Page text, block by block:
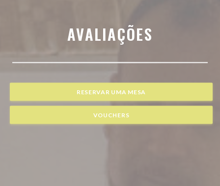
AVALIAÇÕES
RESERVAR UMA MESA
VOUCHERS